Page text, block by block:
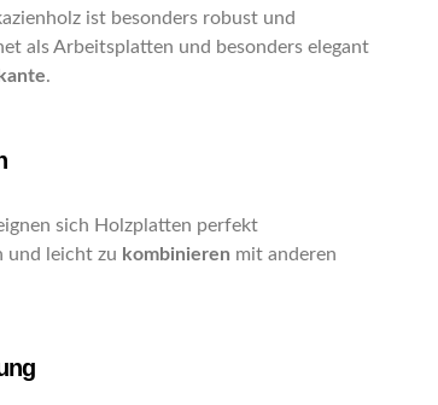
ist besonders robust und
als Arbeitsplatten und besonders elegant
.
sich Holzplatten perfekt
und leicht zu kombinieren mit anderen